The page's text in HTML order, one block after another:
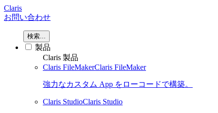
Claris
お問い合わせ
検索...
製品
Claris 製品
Claris FileMakerClaris FileMaker
強力なカスタム App をローコードで構築。
Claris StudioClaris Studio